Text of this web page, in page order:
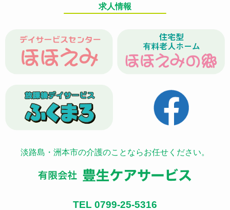
求人情報
淡路島・洲本市の介護のことならお任せください。
TEL 0799-25-5316